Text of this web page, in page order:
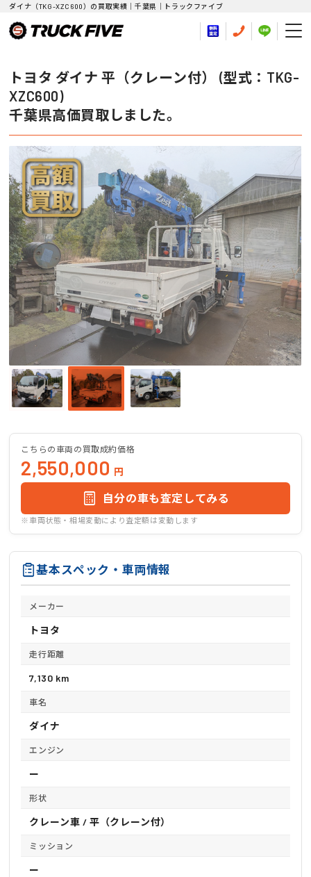
ダイナ（TKG-XZC600）の買取実績｜千葉県｜トラックファイブ
トヨタ ダイナ 平（クレーン付） (型式：TKG-
XZC600)
千葉県高価買取しました。
こちらの車両の買取成約価格
2,550,000 円
自分の車も査定してみる
※車両状態・相場変動により査定額は変動します
基本スペック・車両情報
メーカー
トヨタ
走行距離
7,130 km
車名
ダイナ
エンジン
ー
形状
クレーン車 / 平（クレーン付）
ミッション
ー